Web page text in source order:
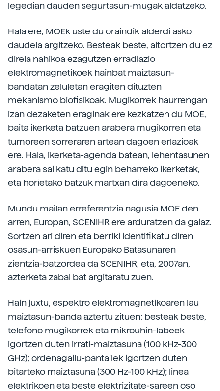
legedian dauden segurtasun-mugak aldatzeko.
Hala ere, MOEk uste du oraindik alderdi asko
daudela argitzeko. Besteak beste, aitortzen du ez
direla nahikoa ezagutzen erradiazio
elektromagnetikoek hainbat maiztasun-
bandatan zeluletan eragiten dituzten
mekanismo biofisikoak. Mugikorrek haurrengan
izan dezaketen eraginak ere kezkatzen du MOE,
baita ikerketa batzuen arabera mugikorren eta
tumoreen sorreraren artean dagoen erlazioak
ere. Hala, ikerketa-agenda batean, lehentasunen
arabera sailkatu ditu egin beharreko ikerketak,
eta horietako batzuk martxan dira dagoeneko.
Mundu mailan erreferentzia nagusia MOE den
arren, Europan, SCENIHR ere arduratzen da gaiaz.
Sortzen ari diren eta berriki identifikatu diren
osasun-arriskuen Europako Batasunaren
zientzia-batzordea da SCENIHR, eta, 2007an,
azterketa zabal bat argitaratu zuen.
Hain juxtu, espektro elektromagnetikoaren lau
maiztasun-banda aztertu zituen: besteak beste,
telefono mugikorrek eta mikrouhin-labeek
igortzen duten irrati-maiztasuna (100 kHz-300
GHz); ordenagailu-pantailek igortzen duten
bitarteko maiztasuna (300 Hz-100 kHz); linea
elektrikoen eta beste elektrizitate-sareen oso